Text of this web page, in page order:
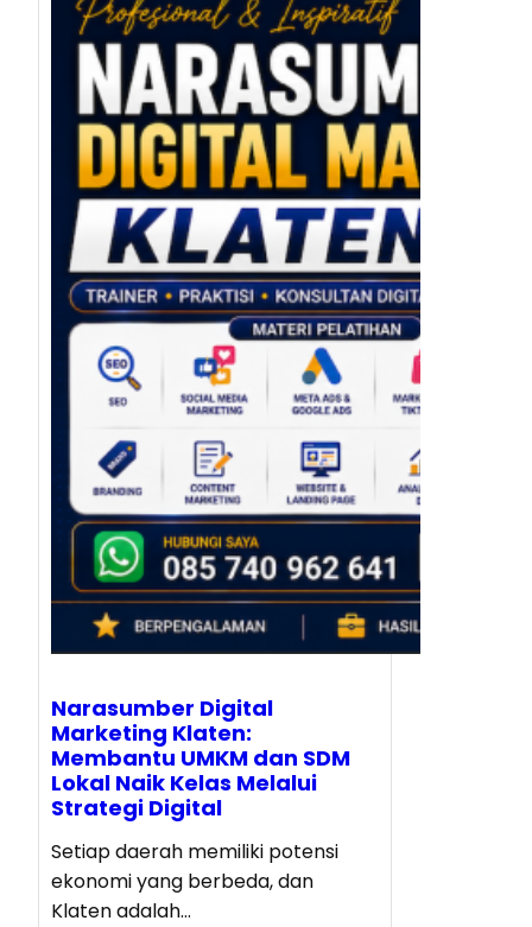
Narasumber Digital
Marketing Klaten:
Membantu UMKM dan SDM
Lokal Naik Kelas Melalui
Strategi Digital
Setiap daerah memiliki potensi
ekonomi yang berbeda, dan
Klaten adalah…